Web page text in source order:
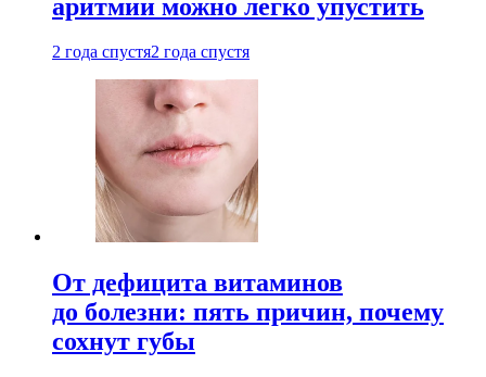
аритмии можно легко упустить
2 года спустя2 года спустя
От дефицита витаминов
до болезни: пять причин, почему
сохнут губы